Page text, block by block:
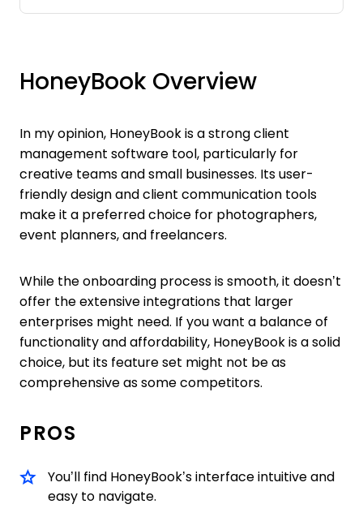
HoneyBook Overview
In my opinion, HoneyBook is a strong client
management software tool, particularly for
creative teams and small businesses. Its user-
friendly design and client communication tools
make it a preferred choice for photographers,
event planners, and freelancers.
While the onboarding process is smooth, it doesn’t
offer the extensive integrations that larger
enterprises might need. If you want a balance of
functionality and affordability, HoneyBook is a solid
choice, but its feature set might not be as
comprehensive as some competitors.
PROS
You’ll find HoneyBook’s interface intuitive and
easy to navigate.